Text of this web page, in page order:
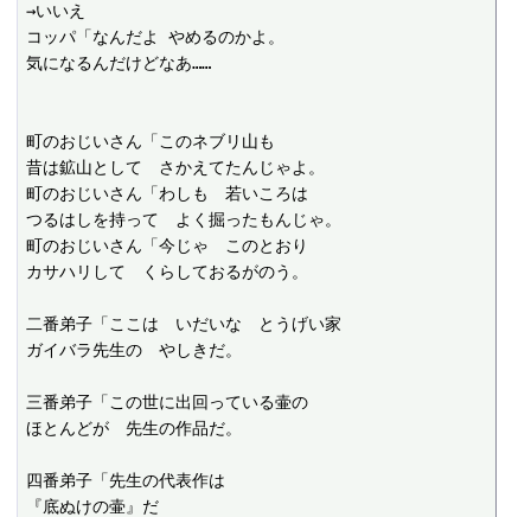
→いいえ
コッパ「なんだよ やめるのかよ。
気になるんだけどなあ……
町のおじいさん「このネブリ山も
昔は鉱山として　さかえてたんじゃよ。
町のおじいさん「わしも　若いころは
つるはしを持って　よく掘ったもんじゃ。
町のおじいさん「今じゃ　このとおり
カサハリして　くらしておるがのう。
二番弟子「ここは　いだいな　とうげい家
ガイバラ先生の　やしきだ。
三番弟子「この世に出回っている壷の
ほとんどが　先生の作品だ。
四番弟子「先生の代表作は
『底ぬけの壷』だ